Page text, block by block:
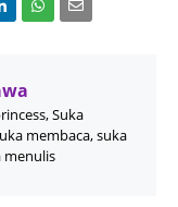
Suka
membaca, suka
menulis